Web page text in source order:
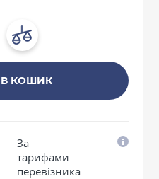
КОШИК
За
тарифами
перевізника